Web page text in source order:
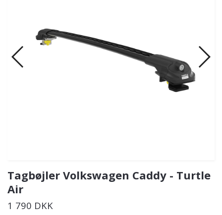
Tagbøjler Volkswagen Caddy - Turtle
Air
1 790 DKK